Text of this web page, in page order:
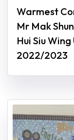
Warmest
Mr Mak
Hui Siu
2022/2023